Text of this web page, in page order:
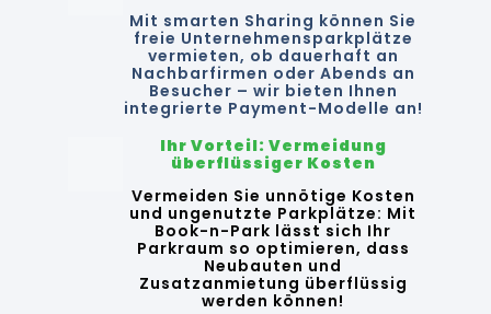
Mit smarten Sharing können Sie
freie Unternehmensparkplätze
vermieten, ob dauerhaft an
Nachbarfirmen oder Abends an
Besucher – wir bieten Ihnen
integrierte Payment-Modelle an!
Ihr Vorteil: Vermeidung
überflüssiger Kosten
Vermeiden Sie unnötige Kosten
und ungenutzte Parkplätze: Mit
Book-n-Park lässt sich Ihr
Parkraum so optimieren, dass
Neubauten und
Zusatzanmietung überflüssig
werden können!